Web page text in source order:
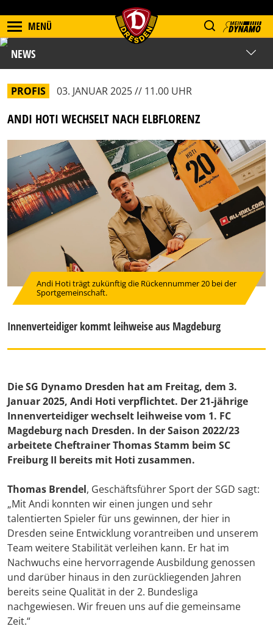
MENÜ
NEWS
PROFIS 03. JANUAR 2025 // 11.00 UHR
ANDI HOTI WECHSELT NACH ELBFLORENZ
Andi Hoti trägt zukünftig die Rückennummer 20 bei der
Sportgemeinschaft.
Innenverteidiger kommt leihweise aus Magdeburg
Die SG Dynamo Dresden hat am Freitag, dem 3.
Januar 2025, Andi Hoti verpflichtet. Der 21-jährige
Innenverteidiger wechselt leihweise vom 1. FC
Magdeburg nach Dresden. In der Saison 2022/23
arbeitete Cheftrainer Thomas Stamm beim SC
Freiburg II bereits mit Hoti zusammen.
Thomas Brendel, Geschäftsführer Sport der SGD sagt:
„Mit Andi konnten wir einen jungen und sehr
talentierten Spieler für uns gewinnen, der hier in
Dresden seine Entwicklung vorantreiben und unserem
Team weitere Stabilität verleihen kann. Er hat im
Nachwuchs eine hervorragende Ausbildung genossen
und darüber hinaus in den zurückliegenden Jahren
bereits seine Qualität in der 2. Bundesliga
nachgewiesen. Wir freuen uns auf die gemeinsame
Zeit.“